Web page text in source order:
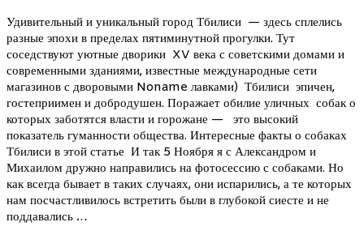
Удивительный и уникальный город Тбилиси — здесь сплелись
разные эпохи в пределах пятиминутной прогулки. Тут
соседствуют уютные дворики XV века с советскими домами и
современными зданиями, известные международные сети
магазинов с дворовыми Noname лавками) Тбилиси эпичен,
гостеприимен и добродушен. Поражает обилие уличных собак о
которых заботятся власти и горожане — это высокий
показатель гуманности общества. Интересные факты о собаках
Тбилиси в этой статье И так 5 Ноября я с Александром и
Михаилом дружно направились на фотосессию с собаками. Но
как всегда бывает в таких случаях, они испарились, а те которых
нам посчастливилось встретить были в глубокой сиесте и не
поддавались …